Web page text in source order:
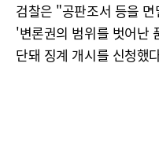
검찰은 "공판조서 등을
'변론권의 범위를 벗어난
단돼 징계 개시를 신청했